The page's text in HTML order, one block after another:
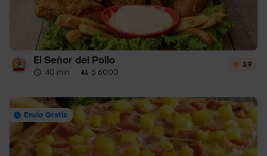
El Señor del Pollo
40 min · $ 6000
3.9
Envío Gratis